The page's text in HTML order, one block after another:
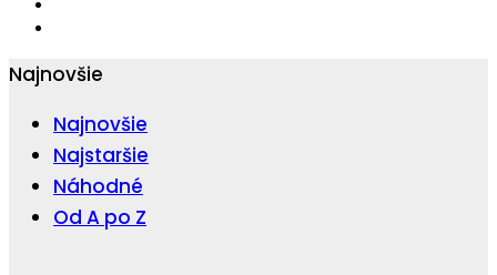
Najnovšie
Najnovšie
Najstaršie
Náhodné
Od A po Z